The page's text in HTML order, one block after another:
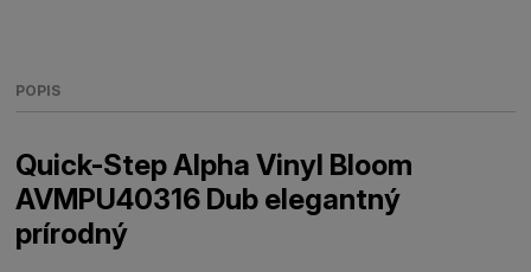
POPIS
Quick-Step Alpha Vinyl Bloom
AVMPU40316 Dub elegantný
prírodný